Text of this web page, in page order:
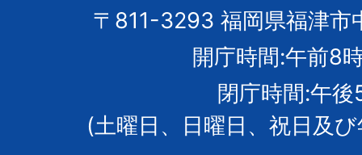
市
章
〒811-3293 福岡県福津市
開庁時間:午前8
閉庁時間:午後
(土曜日、日曜日、祝日及